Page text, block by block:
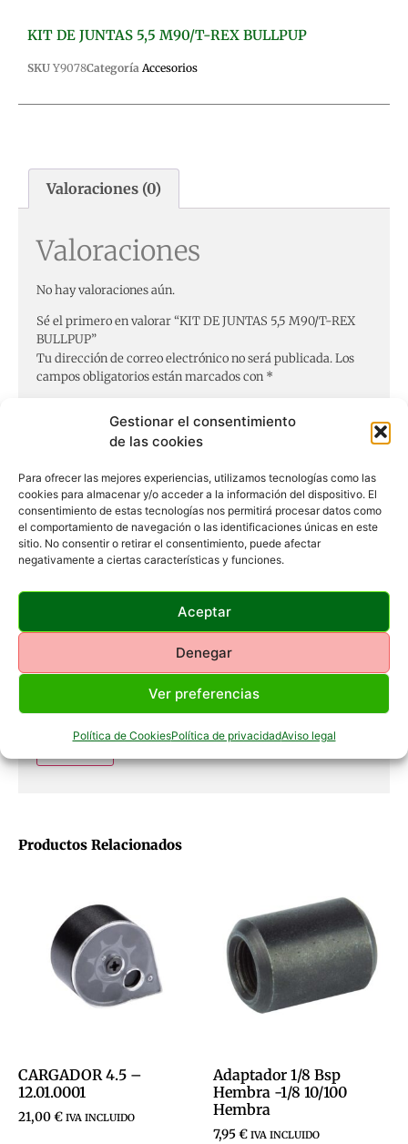
Gestionar el consentimiento
de las cookies
Para ofrecer las mejores experiencias, utilizamos tecnologías como las
cookies para almacenar y/o acceder a la información del dispositivo. El
consentimiento de estas tecnologías nos permitirá procesar datos como
el comportamiento de navegación o las identificaciones únicas en este
sitio. No consentir o retirar el consentimiento, puede afectar
negativamente a ciertas características y funciones.
Aceptar
Denegar
Ver preferencias
Política de CookiesPolítica de privacidadAviso legal
Productos Relacionados
CARGADOR 4.5 –
12.01.0001
21,00€ IVA INCLUIDO
Adaptador 1/8 Bsp
Hembra -1/8 10/100
Hembra
7,95€ IVA INCLUIDO
KIT DE JUNTAS 5,5 M90/T-REX BULLPUP
SKU Y9078Categoría Accesorios
Valoraciones (0)
Valoraciones
No hay valoraciones aún.
Sé el primero en valorar “KIT DE JUNTAS 5,5 M90/T-REX
BULLPUP”
Tu dirección de correo electrónico no será publicada.Los
campos obligatorios están marcados con *
Nombre*
Guarda mi nombre, correo electrónico y web en este
navegador para la próxima vez que comente.